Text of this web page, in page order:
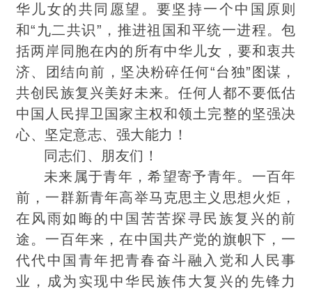
华儿女的共同愿望。要坚持一个中国原则
和“九二共识”，推进祖国和平统一进程。包
括两岸同胞在内的所有中华儿女，要和衷共
济、团结向前，坚决粉碎任何“台独”图谋，
共创民族复兴美好未来。任何人都不要低估
中国人民捍卫国家主权和领土完整的坚强决
心、坚定意志、强大能力！
同志们、朋友们！
未来属于青年，希望寄予青年。一百年
前，一群新青年高举马克思主义思想火炬，
在风雨如晦的中国苦苦探寻民族复兴的前
途。一百年来，在中国共产党的旗帜下，一
代代中国青年把青春奋斗融入党和人民事
业，成为实现中华民族伟大复兴的先锋力